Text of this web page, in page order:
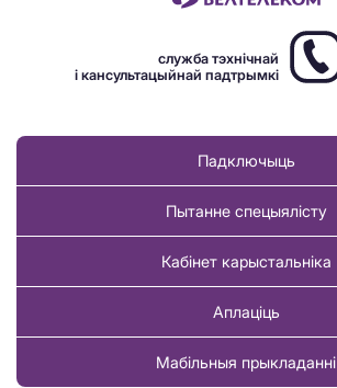
служба тэхнічнай
і кансультацыйнай падтрымкі
Падключыць
Пытанне спецыялісту
Кабінет карыстальніка
Аплаціць
Мабільныя прыкладанні